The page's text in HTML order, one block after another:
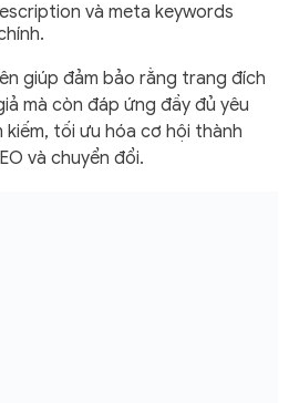
và meta keywords
giúp đảm bảo rằng trang đích
mà còn đáp ứng đầy đủ yêu
tối ưu hóa cơ hội thành
và chuyển đổi.